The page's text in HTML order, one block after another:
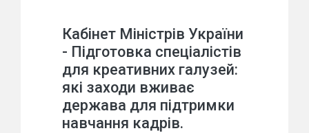
Кабінет Міністрів України
- Підготовка спеціалістів
для креативних галузей:
які заходи вживає
держава для підтримки
навчання кадрів.